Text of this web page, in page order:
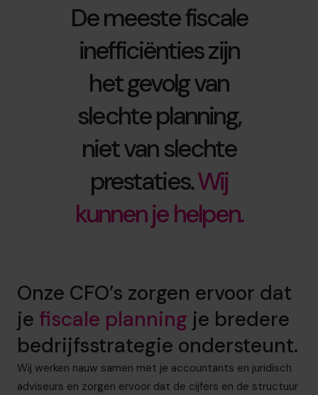
De meeste fiscale
inefficiënties zijn
het gevolg van
slechte planning,
niet van slechte
prestaties.Wij
kunnen je helpen.
Onze CFO’s zorgen ervoor dat
je fiscale planning je bredere
bedrijfsstrategie ondersteunt.
Wij werken nauw samen met je accountants en juridisch
adviseurs en zorgen ervoor dat de cijfers en de structuur